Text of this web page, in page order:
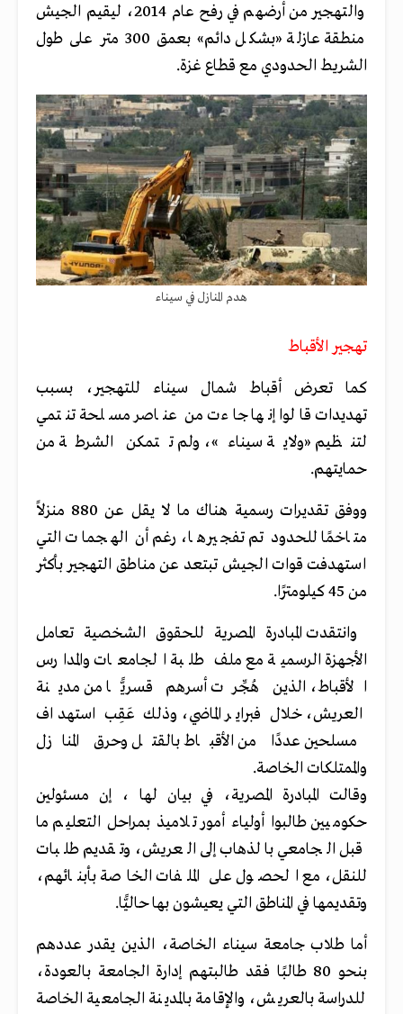
والتهجير من أرضهم في رفح عام 2014، ليقيم الجيش
منطقة عازلة «بشكل دائم»
بعمق 300 متر على طول
الشريط الحدودي مع قطاع غزة.
هدم المنازل في سيناء
تهجير الأقباط
كما تعرض أقباط شمال سيناء للتهجير، بسبب
تهديدات قالوا إنها جاءت من عناصر مسلحة تنتمي
لتنظيم «ولاية سيناء»، ولم تتمكن الشرطة من
حمايتهم.
ووفق تقديرات رسمية هناك ما لا يقل عن 880 منزلاً
متاخمًا للحدود تم تفجيرها، رغم أن الهجمات التي
استهدفت قوات الجيش تبتعد عن مناطق التهجير بأكثر
من 45 كيلومترًا.
وانتقدت المبادرة المصرية للحقوق الشخصية تعامل
الأجهزة الرسمية مع ملف طلبة الجامعات والمدارس
الأقباط، الذين هُجِّرت أسرهم قسريًّا من مدينة
العريش، خلال فبراير الماضي، وذلك عَقِب استهداف
مسلحين عددًا من الأقباط بالقتل وحرق المنازل
والممتلكات الخاصة.
وقالت المبادرة المصرية، في بيان لها ، إن مسئولين
حكوميين طالبوا أولياء أمور تلاميذ بمراحل التعليم ما
قبل الجامعي بالذهاب إلى العريش، وتقديم طلبات
للنقل، مع الحصول على الملفات الخاصة بأبنائهم،
وتقديمها في المناطق التي يعيشون بها حاليًّا.
أما طلاب جامعة سيناء الخاصة، الذين يقدر عددهم
بنحو 80 طالبًا فقد طالبتهم إدارة الجامعة بالعودة،
للدراسة بالعريش، والإقامة بالمدينة الجامعية الخاصة